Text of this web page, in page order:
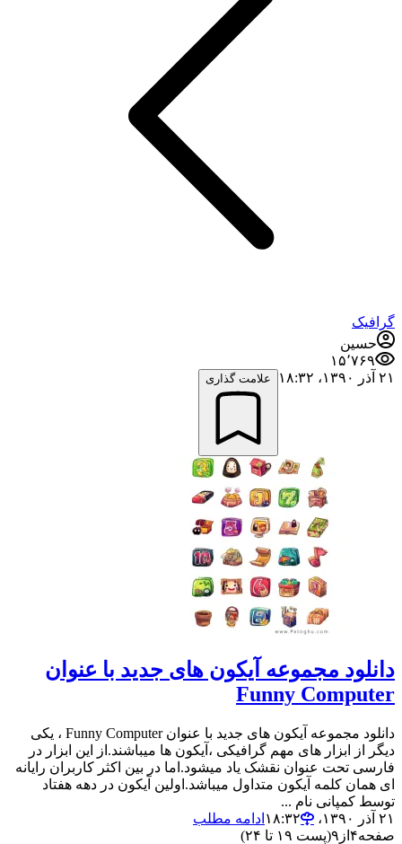
گرافیک
حسین
۱۵٬۷۶۹
۲۱ آذر ۱۳۹۰،‏ ۱۸:۳۲
علامت گذاری
دانلود مجموعه آیکون های جدید با عنوان
Funny Computer
دانلود مجموعه آیکون های جدید با عنوان Funny Computer ، یکی
دیگر از ابزار های مهم گرافیکی ،آیکون ها میباشند.از این ابزار در
فارسی تحت عنوان نقشک یاد میشود.اما در بین اکثر کاربران رایانه
ای همان کلمه آیکون متداول میباشد.اولین آیکون در دهه هفتاد
توسط کمپانی نام ...
۲۱ آذر ۱۳۹۰،‏ ۱۸:۳۲
ادامه مطلب
صفحه۴ از ۹(پست ۱۹ تا ۲۴)